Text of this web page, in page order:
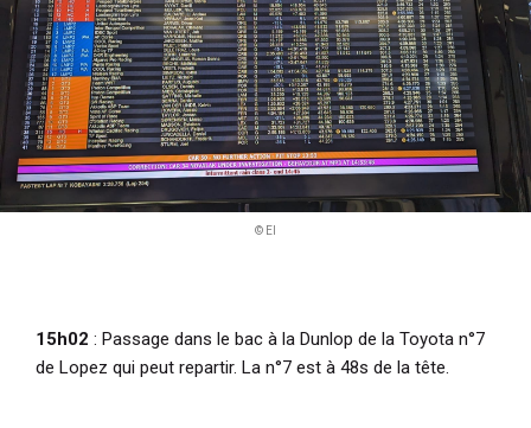
© EI
15h02 : Passage dans le bac à la Dunlop de la Toyota n°7
de Lopez qui peut repartir. La n°7 est à 48s de la tête.